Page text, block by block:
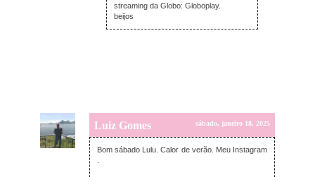
streaming da Globo: Globoplay.
beijos
Luiz Gomes sábado, janeiro 18, 2025
Bom sábado Lulu. Calor de verão. Meu Instagram